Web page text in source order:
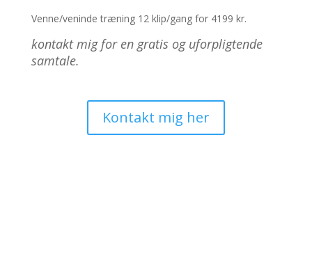
Venne/veninde træning 12 klip/gang for 4199 kr.
kontakt mig for en gratis og uforpligtende
samtale.
Kontakt mig her